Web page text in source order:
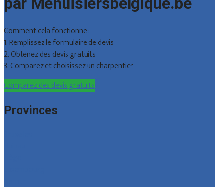
Comment cela fonctionne :
1. Remplissez le formulaire de devis
2. Obtenez des devis gratuits
3. Comparez et choisissez un charpentier
Comparez des devis gratuits
Provinces